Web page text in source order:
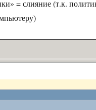
= слияние (т.к.